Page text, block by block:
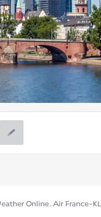
Online. Air France-